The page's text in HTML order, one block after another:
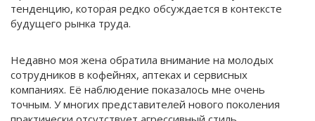
тенденцию, которая редко обсуждается в контексте
будущего рынка труда.
Недавно моя жена обратила внимание на молодых
сотрудников в кофейнях, аптеках и сервисных
компаниях. Её наблюдение показалось мне очень
точным. У многих представителей нового поколения